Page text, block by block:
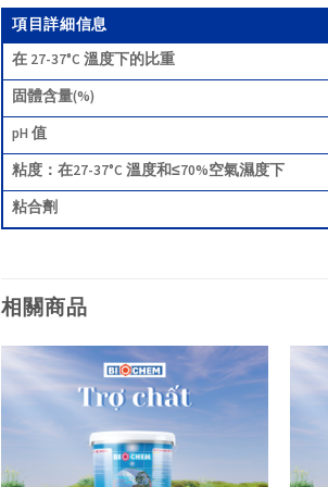
項目詳細信息
在 27-37°C 溫度下的比重
固體含量(%)
pH 值
粘度：在27-37°C 溫度和≤70%空氣濕度下
粘合劑
相關商品
Add to